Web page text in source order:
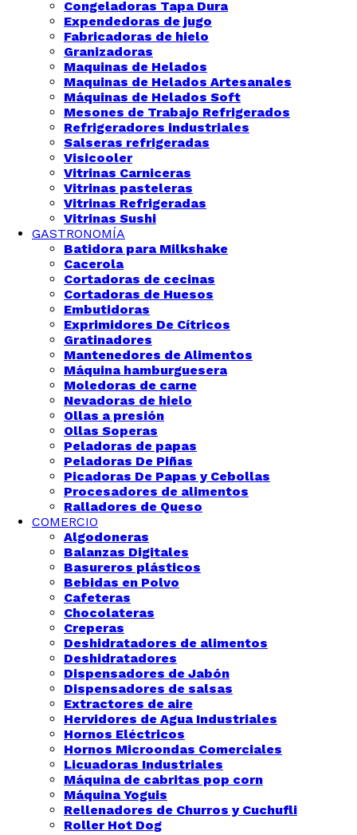
Congeladoras Tapa Dura
Expendedoras de jugo
Fabricadoras de hielo
Granizadoras
Maquinas de Helados
Maquinas de Helados Artesanales
Máquinas de Helados Soft
Mesones de Trabajo Refrigerados
Refrigeradores industriales
Salseras refrigeradas
Visicooler
Vitrinas Carniceras
Vitrinas pasteleras
Vitrinas Refrigeradas
Vitrinas Sushi
GASTRONOMÍA
Batidora para Milkshake
Cacerola
Cortadoras de cecinas
Cortadoras de Huesos
Embutidoras
Exprimidores De Cítricos
Gratinadores
Mantenedores de Alimentos
Máquina hamburguesera
Moledoras de carne
Nevadoras de hielo
Ollas a presión
Ollas Soperas
Peladoras de papas
Peladoras De Piñas
Picadoras De Papas y Cebollas
Procesadores de alimentos
Ralladores de Queso
COMERCIO
Algodoneras
Balanzas Digitales
Basureros plásticos
Bebidas en Polvo
Cafeteras
Chocolateras
Creperas
Deshidratadores de alimentos
Deshidratadores
Dispensadores de Jabón
Dispensadores de salsas
Extractores de aire
Hervidores de Agua Industriales
Hornos Eléctricos
Hornos Microondas Comerciales
Licuadoras Industriales
Máquina de cabritas pop corn
Máquina Yoguis
Rellenadores de Churros y Cuchufli
Roller Hot Dog